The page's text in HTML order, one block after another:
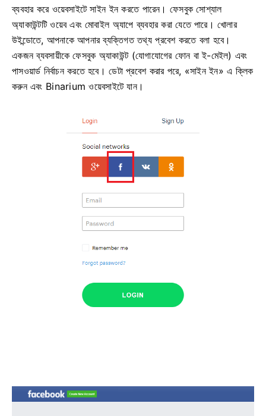
ব্যবহার করে ওয়েবসাইটে সাইন ইন করতে পারেন। ফেসবুক সোশ্যাল
অ্যাকাউন্টটি ওয়েব এবং মোবাইল অ্যাপে ব্যবহার করা যেতে পারে। খোলার
উইন্ডোতে, আপনাকে আপনার ব্যক্তিগত তথ্য প্রবেশ করতে বলা হবে।
একজন ব্যবসায়ীকে ফেসবুক অ্যাকাউন্ট (যোগাযোগের ফোন বা ই-মেইল) এবং
পাসওয়ার্ড নির্বাচন করতে হবে। ডেটা প্রবেশ করার পরে, «সাইন ইন» এ ক্লিক
করুন এবং Binarium ওয়েবসাইটে যান।